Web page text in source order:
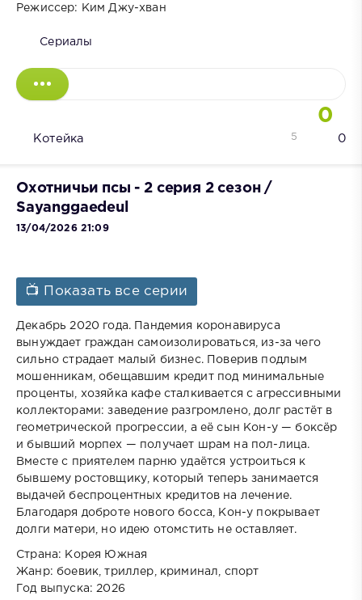
Режиссер: Ким Джу-хван
Сериалы
0
Котейка 0
5
Охотничьи псы - 2 серия 2 сезон /
Sayanggaedeul
13/04/2026 21:09
📺 Показать все серии
Декабрь 2020 года. Пандемия коронавируса
вынуждает граждан самоизолироваться, из-за чего
сильно страдает малый бизнес. Поверив подлым
мошенникам, обещавшим кредит под минимальные
проценты, хозяйка кафе сталкивается с агрессивными
коллекторами: заведение разгромлено, долг растёт в
геометрической прогрессии, а её сын Кон-у — боксёр
и бывший морпех — получает шрам на пол-лица.
Вместе с приятелем парню удаётся устроиться к
бывшему ростовщику, который теперь занимается
выдачей беспроцентных кредитов на лечение.
Благодаря доброте нового босса, Кон-у покрывает
долги матери, но идею отомстить не оставляет.
Страна: Корея Южная
Жанр: боевик, триллер, криминал, спорт
Год выпуска: 2026